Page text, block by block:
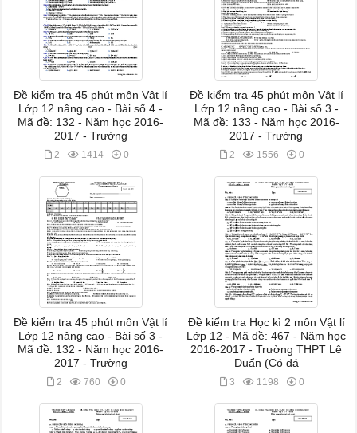
Đề kiểm tra 45 phút môn Vật lí
Lớp 12 nâng cao - Bài số 4 -
Mã đề: 132 - Năm học 2016-
2017 - Trường
2 1414 0
Đề kiểm tra 45 phút môn Vật lí
Lớp 12 nâng cao - Bài số 3 -
Mã đề: 133 - Năm học 2016-
2017 - Trường
2 1556 0
Đề kiểm tra 45 phút môn Vật lí
Lớp 12 nâng cao - Bài số 3 -
Mã đề: 132 - Năm học 2016-
2017 - Trường
2 760 0
Đề kiểm tra Học kì 2 môn Vật lí
Lớp 12 - Mã đề: 467 - Năm học
2016-2017 - Trường THPT Lê
Duẩn (Có đá
3 1198 0